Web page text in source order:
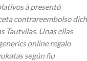
à presentó
contrareembolso dich
Tautvilas. Unas ellas
online regalo
según ñu